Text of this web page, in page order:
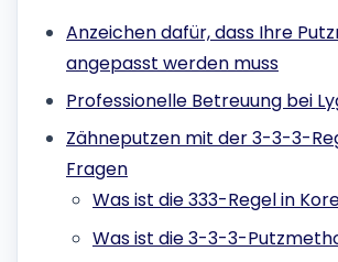
Anzeichen dafür, dass Ihre
angepasst werden muss
Professionelle Betreuung bei
Zähneputzen mit der 3-3-3-
Fragen
Was ist die 333-Regel in
Was ist die 3-3-3-